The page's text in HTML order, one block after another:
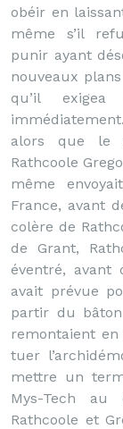
obéir en
même s’il
punir ayant
nouveaux
qu’il
alors que le
Rathcoole
même
France, avant
colère de
de Grant,
éventré, avant
avait prévue
partir du
remontaient
tuer
mettre un
Mys-Tech
Rathcoole et